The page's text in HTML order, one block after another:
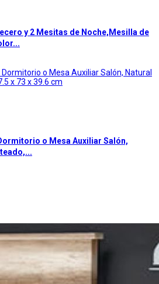
y 2 Mesitas de Noche,Mesilla de
o Mesa Auxiliar Salón,